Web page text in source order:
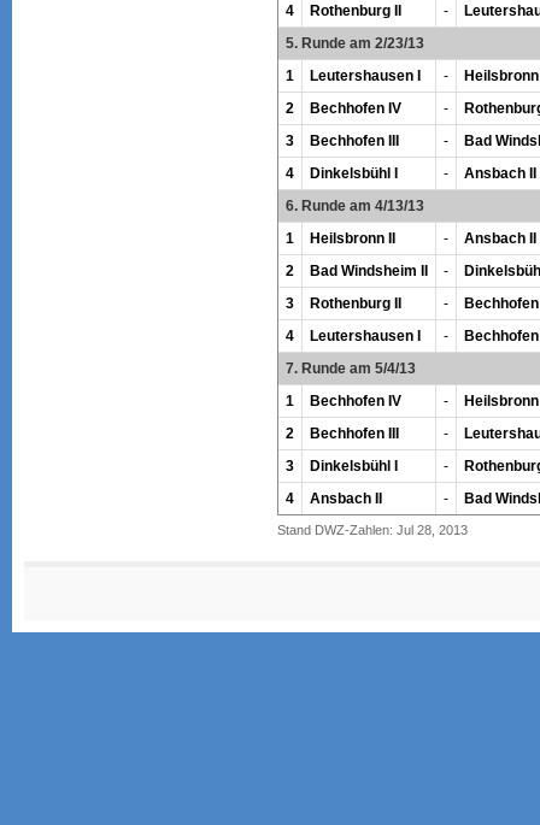
4
Rothenburg II -
5. Runde am 2/23/13
1
Leutershausen I -
Heilsbronn
2
Bechhofen IV -
3
Bechhofen III -
Bad
4
Dinkelsbühl I -
Ansbach II
6. Runde am 4/13/13
1
Heilsbronn II -
Ansbach II
2
Bad Windsheim II -
3
Rothenburg II -
Bechhofen
4
Leutershausen I -
Bechhofen
7. Runde am 5/4/13
1
Bechhofen IV -
Heilsbronn
2
Bechhofen III -
3
Dinkelsbühl I -
4
Ansbach II - Bad
Stand DWZ-Zahlen: Jul 28, 2013